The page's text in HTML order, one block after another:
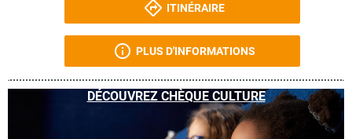
ITINÉRAIRE
PLUS D'INFORMATIONS
DÉCOUVREZ CHÈQUE CULTURE